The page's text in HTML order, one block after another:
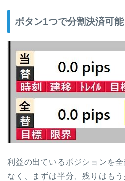
ボタン1つで分割決済可能
利益の出ているポジションを
なく、まずは半分、残りはも